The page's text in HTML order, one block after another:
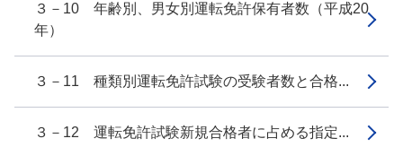
３－10 年齢別、男女別運転免許保有者数（平成20
年）
３－11 種類別運転免許試験の受験者数と合格...
３－12 運転免許試験新規合格者に占める指定...